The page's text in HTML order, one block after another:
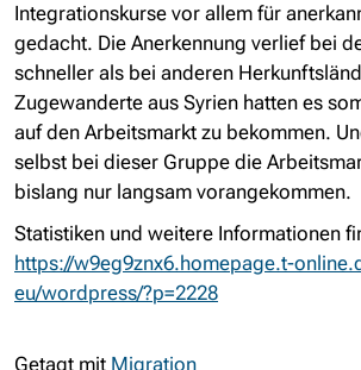
Integrationskurse vor allem für
gedacht. Die Anerkennung verlief bei
schneller als bei anderen
Zugewanderte aus Syrien hatten es
auf den Arbeitsmarkt zu bekommen.
selbst bei dieser Gruppe die
bislang nur langsam vorangekommen.
Statistiken und weitere Informationen
https://w9eg9znx6.homepage.t-
eu/wordpress/?p=2228
Getagt mit Migration